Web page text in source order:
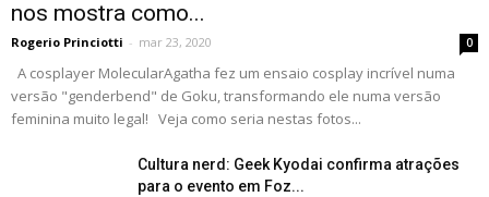
nos mostra como...
Rogerio Princiotti - mar 23, 2020 0
A cosplayer MolecularAgatha fez um ensaio cosplay incrível numa
versão "genderbend" de Goku, transformando ele numa versão
feminina muito legal! Veja como seria nestas fotos...
Cultura nerd: Geek Kyodai confirma atrações
para o evento em Foz...